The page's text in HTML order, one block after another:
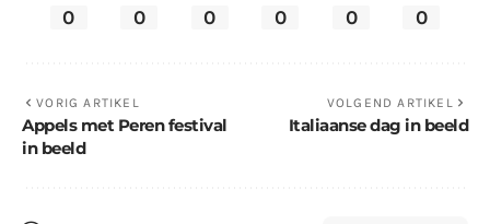
0 0 0 0 0 0
VORIG ARTIKEL
Appels met Peren festival
in beeld
VOLGEND ARTIKEL
Italiaanse dag in beeld